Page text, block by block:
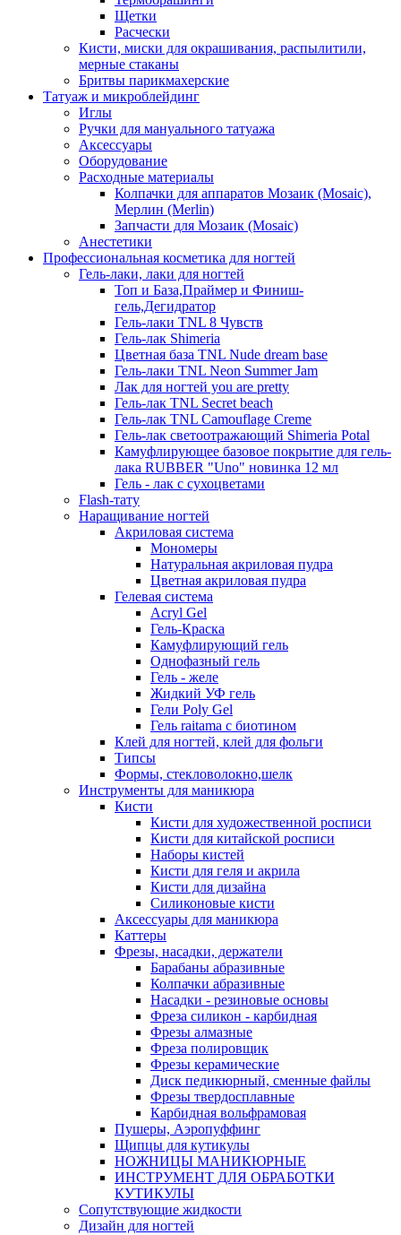
Щетки
Расчески
Кисти, миски для окрашивания, распылитили,
мерные стаканы
Бритвы парикмахерские
Татуаж и микроблейдинг
Иглы
Ручки для мануального татуажа
Аксессуары
Оборудование
Расходные материалы
Колпачки для аппаратов Мозаик (Mosaic),
Мерлин (Merlin)
Запчасти для Мозаик (Mosaic)
Анестетики
Профессиональная косметика для ногтей
Гель-лаки, лаки для ногтей
Топ и База,Праймер и Финиш-
гель,Дегидратор
Гель-лаки TNL 8 Чувств
Гель-лак Shimeria
Цветная база TNL Nude dream base
Гель-лаки TNL Neon Summer Jam
Лак для ногтей you are pretty
Гель-лак TNL Secret beach
Гель-лак TNL Camouflage Creme
Гель-лак светоотражающий Shimeria Potal
Камуфлирующее базовое покрытие для гель-
лака RUBBER "Uno" новинка 12 мл
Гель - лак с сухоцветами
Flash-тату
Наращивание ногтей
Акриловая система
Мономеры
Натуральная акриловая пудра
Цветная акриловая пудра
Гелевая система
Acryl Gel
Гель-Краска
Камуфлирующий гель
Однофазный гель
Гель - желе
Жидкий УФ гель
Гели Poly Gel
Гель raitama с биотином
Клей для ногтей, клей для фольги
Типсы
Формы, стекловолокно,шелк
Инструменты для маникюра
Кисти
Кисти для художественной росписи
Кисти для китайской росписи
Наборы кистей
Кисти для геля и акрила
Кисти для дизайна
Силиконовые кисти
Аксессуары для маникюра
Каттеры
Фрезы, насадки, держатели
Барабаны абразивные
Колпачки абразивные
Насадки - резиновые основы
Фреза силикон - карбидная
Фрезы алмазные
Фреза полировщик
Фрезы керамические
Диск педикюрный, сменные файлы
Фрезы твердосплавные
Карбидная вольфрамовая
Пушеры, Аэропуффинг
Щипцы для кутикулы
НОЖНИЦЫ МАНИКЮРНЫЕ
ИНСТРУМЕНТ ДЛЯ ОБРАБОТКИ
КУТИКУЛЫ
Сопутствующие жидкости
Дизайн для ногтей